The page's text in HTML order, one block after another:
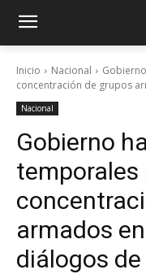
Inicio Nacional
concentración de grupos
Nacional
Gobierno
temporales
armados
diálogos